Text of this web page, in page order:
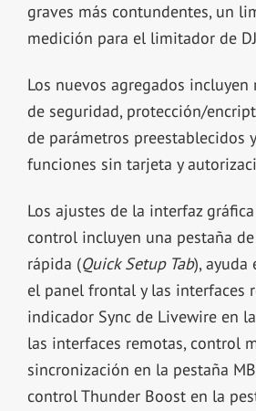
graves más contundentes, un
medición para el limitador de
Los nuevos agregados
de seguridad, protección/
de parámetros preestablecidos
funciones sin tarjeta y
Los ajustes de la interfaz
control incluyen una pestaña
rápida (Quick Setup Tab), ayuda
el panel frontal y las interfaces
indicador Sync de Livewire en
las interfaces remotas, control
sincronización en la pestaña
control Thunder Boost en la